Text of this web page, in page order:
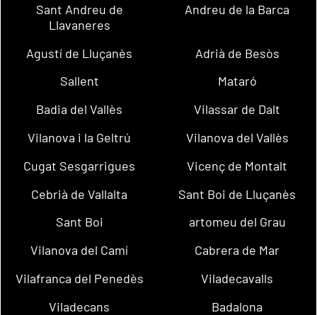
Sant Andreu de
Llavaneres
Andreu de la Barca
Agustí de Lluçanès
Adrià de Besòs
Sallent
Mataró
Badia del Vallès
Vilassar de Dalt
Vilanova i la Geltrú
Vilanova del Vallès
Cugat Sesgarrigues
Vicenç de Montalt
Cebrià de Vallalta
Sant Boi de Lluçanès
Sant Boi
artomeu del Grau
Vilanova del Camí
Cabrera de Mar
Vilafranca del Penedès
Viladecavalls
Viladecans
Badalona